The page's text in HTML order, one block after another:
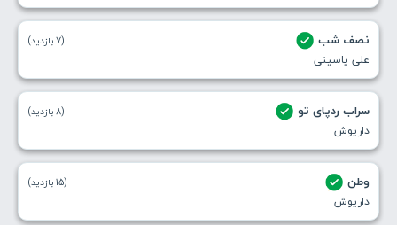
نصف شب
علی یاسینی
(7 بازدید)
سراب ردپای تو
داریوش
(8 بازدید)
وطن
داریوش
(15 بازدید)